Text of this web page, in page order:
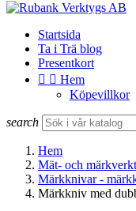
Startsida
Ta i Trä blog
Presentkort
  Hem
Köpevillkor
search
Hem
Mät- och
Märkknivar -
Märkkniv med